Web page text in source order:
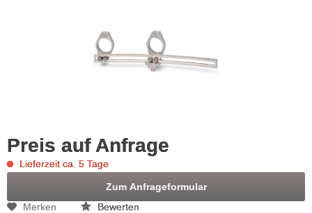
Preis auf Anfrage
Lieferzeit ca. 5 Tage
Zum Anfrageformular
Merken
Bewerten